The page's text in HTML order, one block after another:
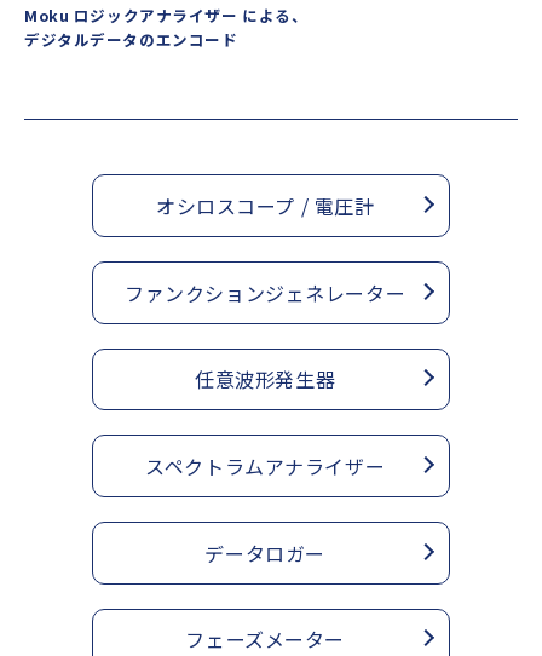
Moku ロジックアナライザー による、
デジタルデータのエンコード
オシロスコープ / 電圧計
ファンクションジェネレーター
任意波形発生器
スペクトラムアナライザー
データロガー
フェーズメーター